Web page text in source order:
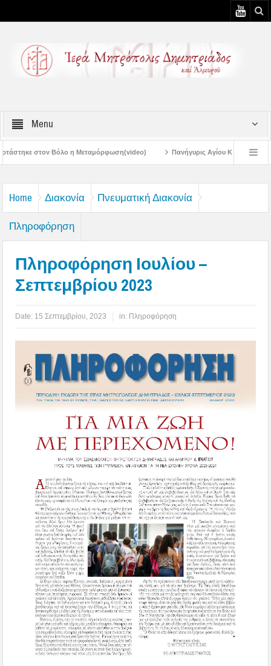
Menu
Πανήγυρις Αγίου Καλλινίκου Μητροπολίτου Εδέσσης
Home Διακονία Πνευματική Διακονία
Πληροφόρηση
Πληροφόρηση Ιουλίου –
Σεπτεμβρίου 2023
Date: 15 Σεπτεμβρίου, 2023 in: Πληροφόρηση